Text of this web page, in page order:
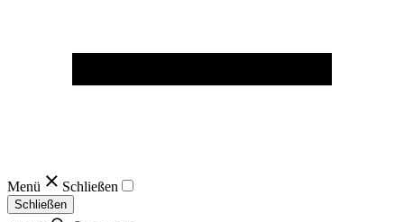
Menü Schließen
Schließen